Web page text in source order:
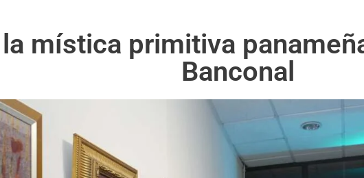
mística primitiva
Banconal